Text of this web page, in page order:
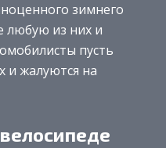
зимнего
любую из них и
пусть
и жалуются на